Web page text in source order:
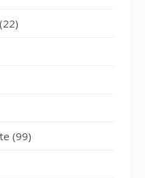
(22)
(99)